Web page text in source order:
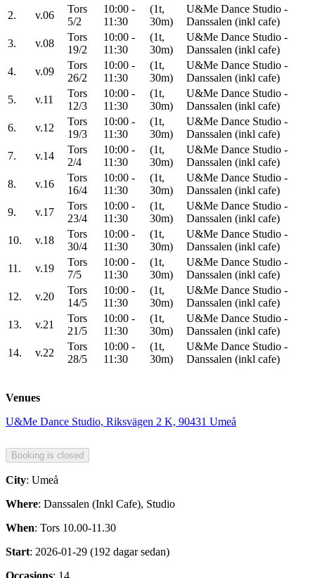
2.
v.06
Tors
5/2
10:00 -
11:30
(1t,
30m)
U&Me Dance Studio -
Danssalen (inkl cafe)
3.
v.08
Tors
19/2
10:00 -
11:30
(1t,
30m)
U&Me Dance Studio -
Danssalen (inkl cafe)
4.
v.09
Tors
26/2
10:00 -
11:30
(1t,
30m)
U&Me Dance Studio -
Danssalen (inkl cafe)
5.
v.11
Tors
12/3
10:00 -
11:30
(1t,
30m)
U&Me Dance Studio -
Danssalen (inkl cafe)
6.
v.12
Tors
19/3
10:00 -
11:30
(1t,
30m)
U&Me Dance Studio -
Danssalen (inkl cafe)
7.
v.14
Tors
2/4
10:00 -
11:30
(1t,
30m)
U&Me Dance Studio -
Danssalen (inkl cafe)
8.
v.16
Tors
16/4
10:00 -
11:30
(1t,
30m)
U&Me Dance Studio -
Danssalen (inkl cafe)
9.
v.17
Tors
23/4
10:00 -
11:30
(1t,
30m)
U&Me Dance Studio -
Danssalen (inkl cafe)
10.
v.18
Tors
30/4
10:00 -
11:30
(1t,
30m)
U&Me Dance Studio -
Danssalen (inkl cafe)
11.
v.19
Tors
7/5
10:00 -
11:30
(1t,
30m)
U&Me Dance Studio -
Danssalen (inkl cafe)
12.
v.20
Tors
14/5
10:00 -
11:30
(1t,
30m)
U&Me Dance Studio -
Danssalen (inkl cafe)
13.
v.21
Tors
21/5
10:00 -
11:30
(1t,
30m)
U&Me Dance Studio -
Danssalen (inkl cafe)
14.
v.22
Tors
28/5
10:00 -
11:30
(1t,
30m)
U&Me Dance Studio -
Danssalen (inkl cafe)
Venues
U&Me Dance Studio, Riksvägen 2 K, 90431 Umeå
City: Umeå
Where: Danssalen (Inkl Cafe), Studio
When: Tors 10.00-11.30
Start: 2026-01-29 (192 dagar sedan)
Occasions: 14